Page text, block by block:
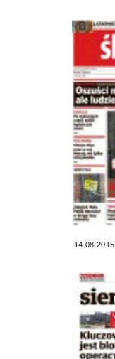
14.08.2015